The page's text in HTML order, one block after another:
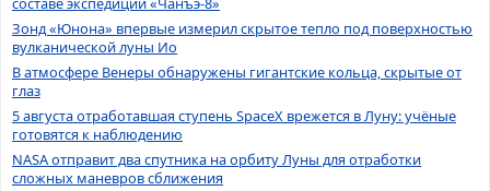
Зонд «Юнона» впервые измерил скрытое тепло под поверхностью
вулканической луны Ио
В атмосфере Венеры обнаружены гигантские кольца, скрытые от
глаз
5 августа отработавшая ступень SpaceX врежется в Луну: учёные
готовятся к наблюдению
NASA отправит два спутника на орбиту Луны для отработки
сложных маневров сближения